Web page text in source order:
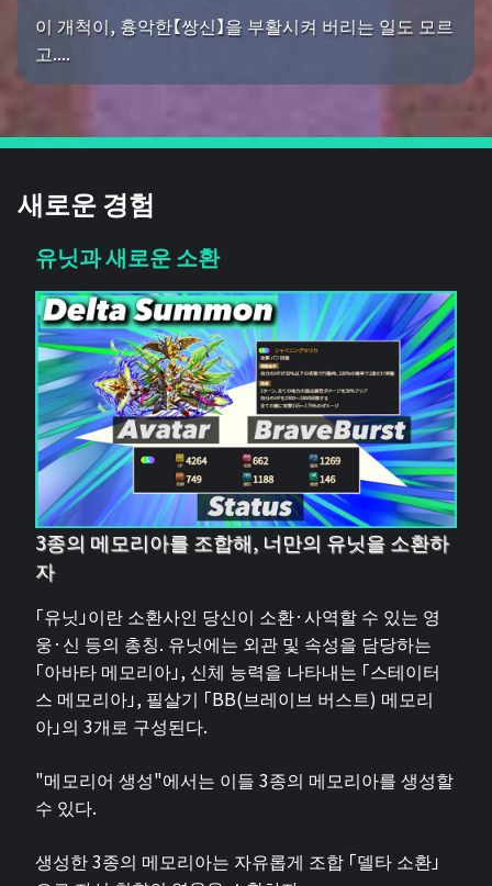
이 개척이, 흉악한【쌍신】을 부활시켜 버리는 일도 모르
고....
새로운 경험
유닛과 새로운 소환
3종의 메모리아를 조합해, 너만의 유닛을 소환하
자
「유닛」이란 소환사인 당신이 소환·사역할 수 있는 영
웅·신 등의 총칭. 유닛에는 외관 및 속성을 담당하는
「아바타 메모리아」, 신체 능력을 나타내는 「스테이터
스 메모리아」, 필살기 「BB(브레이브 버스트) 메모리
아」의 3개로 구성된다.
"메모리어 생성"에서는 이들 3종의 메모리아를 생성할
수 있다.
생성한 3종의 메모리아는 자유롭게 조합 「델타 소환」